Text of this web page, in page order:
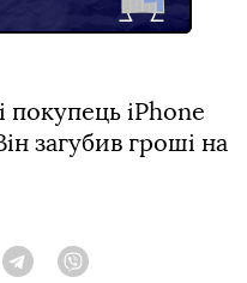
покупець iPhone
загубив гроші на
TelegramViber